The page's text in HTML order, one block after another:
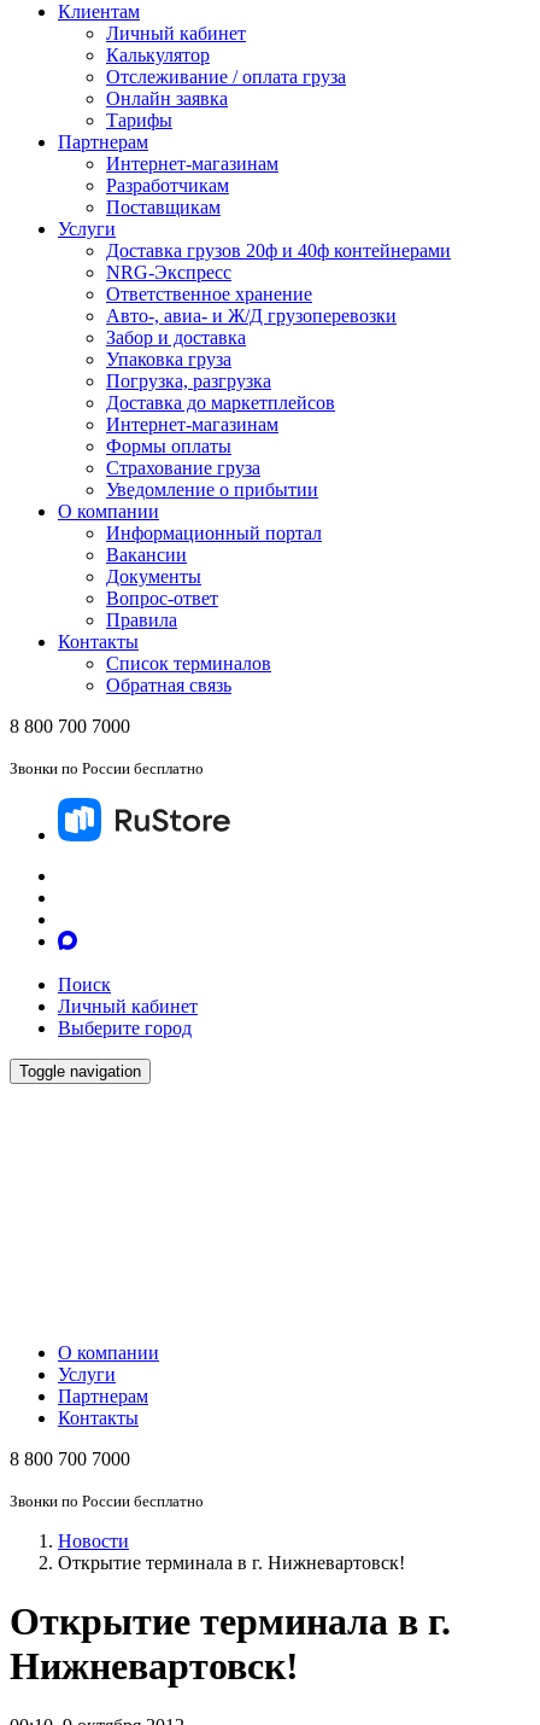
Клиентам
Личный кабинет
Калькулятор
Отслеживание / оплата груза
Онлайн заявка
Тарифы
Партнерам
Интернет-магазинам
Разработчикам
Поставщикам
Услуги
Доставка грузов 20ф и 40ф контейнерами
NRG-Экспресс
Ответственное хранение
Авто-, авиа- и Ж/Д грузоперевозки
Забор и доставка
Упаковка груза
Погрузка, разгрузка
Доставка до маркетплейсов
Интернет-магазинам
Формы оплаты
Страхование груза
Уведомление о прибытии
О компании
Информационный портал
Вакансии
Документы
Вопрос-ответ
Правила
Контакты
Список терминалов
Обратная связь
8 800 700 7000
Звонки по России бесплатно
Поиск
Личный кабинет
Выберите город
Toggle navigation
О компании
Услуги
Партнерам
Контакты
8 800 700 7000
Звонки по России бесплатно
Новости
Открытие терминала в г. Нижневартовск!
Открытие терминала в г.
Нижневартовск!